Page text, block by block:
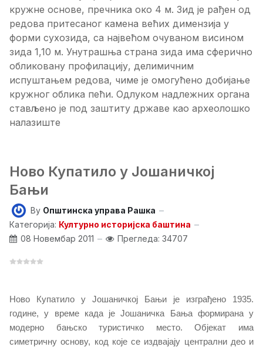
кружне основе, пречника око 4 м. Зид је рађен од
редова притесаног камена већих димензија у
форми сухозида, са највећом очуваном висином
зида 1,10 м. Унутрашња страна зида има сферично
обликовану профилацију, делимичним
испуштањем редова, чиме је омогућено добијање
кружног облика пећи. Одлуком надлежних органа
стављено је под заштиту државе као археолошко
налазиште
Ново Купатило у Јошаничкој
Бањи
By Општинска управа Рашка
Категорија: Културно историјска баштина
08 Новембар 2011
Прегледа: 34707
Ново Купатило у Јошаничкој Бањи је изграђено 1935.
године, у време када је Јошаничка Бања формирана у
модерно бањско туристичко место. Објекат има
симетричну основу, код које се издвајају централни део и